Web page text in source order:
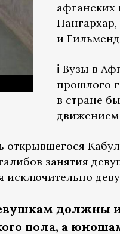
и
ℹ️ Вузы в
прошлого
в стране
открывшегося
занятия
исключительно
должны
пола, а